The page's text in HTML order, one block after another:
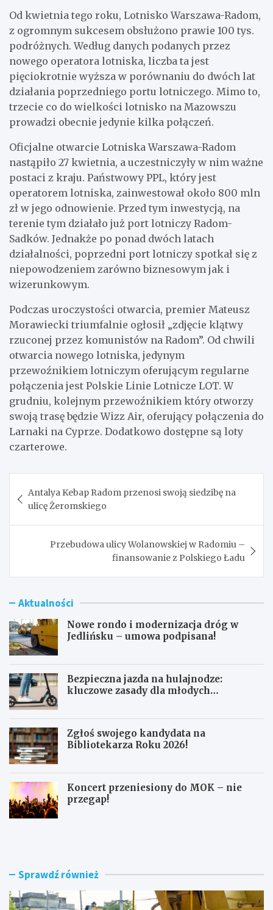
Od kwietnia tego roku, Lotnisko Warszawa-Radom,
z ogromnym sukcesem obsłużono prawie 100 tys.
podróżnych. Według danych podanych przez
nowego operatora lotniska, liczba ta jest
pięciokrotnie wyższa w porównaniu do dwóch lat
działania poprzedniego portu lotniczego. Mimo to,
trzecie co do wielkości lotnisko na Mazowszu
prowadzi obecnie jedynie kilka połączeń.
Oficjalne otwarcie Lotniska Warszawa-Radom
nastąpiło 27 kwietnia, a uczestniczyły w nim ważne
postaci z kraju. Państwowy PPL, który jest
operatorem lotniska, zainwestował około 800 mln
zł w jego odnowienie. Przed tym inwestycją, na
terenie tym działało już port lotniczy Radom-
Sadków. Jednakże po ponad dwóch latach
działalności, poprzedni port lotniczy spotkał się z
niepowodzeniem zarówno biznesowym jak i
wizerunkowym.
Podczas uroczystości otwarcia, premier Mateusz
Morawiecki triumfalnie ogłosił „zdjęcie klątwy
rzuconej przez komunistów na Radom”. Od chwili
otwarcia nowego lotniska, jedynym
przewoźnikiem lotniczym oferującym regularne
połączenia jest Polskie Linie Lotnicze LOT. W
grudniu, kolejnym przewoźnikiem który otworzy
swoją trasę będzie Wizz Air, oferujący połączenia do
Larnaki na Cyprze. Dodatkowo dostępne są loty
czarterowe.
wpisu
Antalya Kebap Radom przenosi swoją siedzibę na
ulicę Żeromskiego
Przebudowa ulicy Wolanowskiej w Radomiu –
finansowanie z Polskiego Ładu
Aktualności
Nowe rondo i modernizacja dróg w
Jedlińsku – umowa podpisana!
Bezpieczna jazda na hulajnodze:
kluczowe zasady dla młodych
Zgłoś swojego kandydata na
Bibliotekarza Roku 2026!
Koncert przeniesiony do MOK – nie
przegap!
N
o
d
B
e
z
Sprawdź również